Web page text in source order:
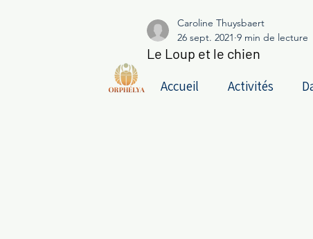
Accueil Activités
Le Loup et le chien
Caroline Thuysbaert
26 sept. 2021 9 min de lecture